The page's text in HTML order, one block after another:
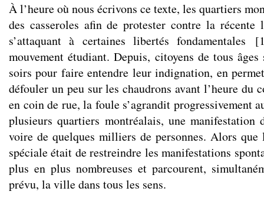
À l’heure où nous écrivons ce texte, les quartiers
des casseroles afin de protester contre la
s’attaquant à certaines libertés fondamentales [
mouvement étudiant. Depuis, citoyens de tous
soirs pour faire entendre leur indignation, en
défouler un peu sur les chaudrons avant l’heure du
en coin de rue, la foule s’agrandit progressivement
plusieurs quartiers montréalais, une manifestation
voire de quelques milliers de personnes. Alors
spéciale était de restreindre les manifestations
plus en plus nombreuses et parcourent,
prévu, la ville dans tous les sens.